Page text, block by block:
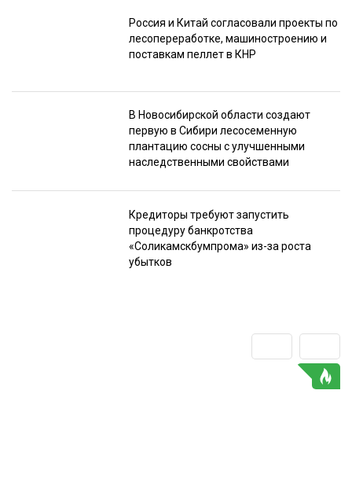
Россия и Китай согласовали проекты по
лесопереработке, машиностроению и
поставкам пеллет в КНР
В Новосибирской области создают
первую в Сибири лесосеменную
плантацию сосны с улучшенными
наследственными свойствами
Кредиторы требуют запустить
процедуру банкротства
«Соликамскбумпрома» из-за роста
убытков